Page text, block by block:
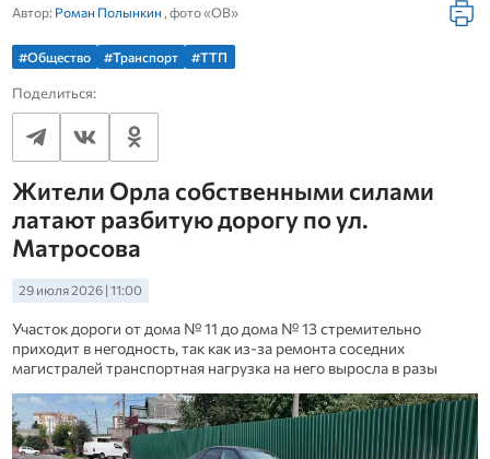
Автор: Роман Полынкин , фото «ОВ»
#Общество #Транспорт #ТТП
Поделиться:
Жители Орла собственными силами
латают разбитую дорогу по ул.
Матросова
29 июля 2026 | 11:00
Участок дороги от дома № 11 до дома № 13 стремительно
приходит в негодность, так как из-за ремонта соседних
магистралей транспортная нагрузка на него выросла в разы